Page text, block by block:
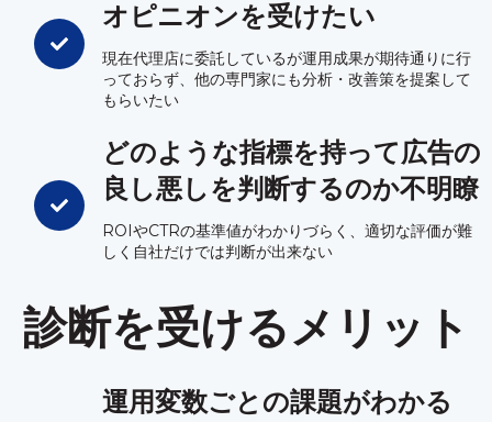
オピニオンを受けたい
現在代理店に委託しているが運用成果が期待通りに行
っておらず、他の専門家にも分析・改善策を提案して
もらいたい
どのような指標を持って広告の
良し悪しを判断するのか不明瞭
ROIやCTRの基準値がわかりづらく、適切な評価が難
しく自社だけでは判断が出来ない
診断を受けるメリット
運用変数ごとの課題がわかる